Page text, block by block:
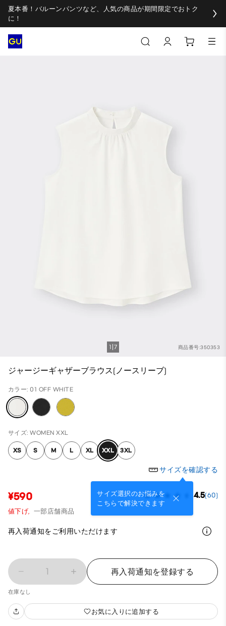
夏本番！バルーンパンツなど、人気の商品が期間限定でおトク
に！
商品番号:350353
1 7
ジャージーギャザーブラウス(ノースリーブ)
カラー: 01 OFF WHITE
サイズ: WOMEN XXL
XS S M L XL XXL 3XL
サイズを確認する
サイズ選択のお悩みを
こちらで解決できます
¥590 4.5(60)
値下げ, 一部店舗商品
再入荷通知をご利用いただけます
1 再入荷通知を登録する
在庫なし
お気に入りに追加する